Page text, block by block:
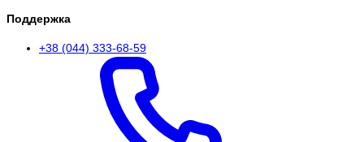
Поддержка
+38 (044) 333-68-59